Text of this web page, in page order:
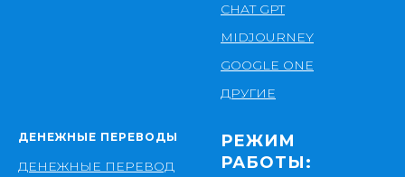
CHAT GPT
MIDJOURNEY
GOOGLE ONE
ДРУГИЕ
ДЕНЕЖНЫЕ ПЕРЕВОДЫ
ДЕНЕЖНЫЕ ПЕРЕВОД
РЕЖИМ
РАБОТЫ: